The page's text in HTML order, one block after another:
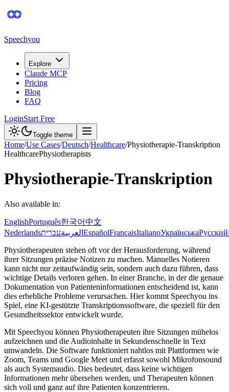
Speechyou
Explore
Claude MCP
Pricing
Blog
FAQ
LoginStart Free
Toggle theme
Home/Use Cases/Deutsch/Healthcare/Physiotherapie-Transkription
HealthcarePhysiotherapists
Physiotherapie-Transkription
Also available in:
EnglishPortuguês한국어中文
Nederlands
العربيةעברית EspañolFrançaisItalianoУкраїнськаРусский
Physiotherapeuten stehen oft vor der Herausforderung, während
ihrer Sitzungen präzise Notizen zu machen. Manuelles Notieren
kann nicht nur zeitaufwändig sein, sondern auch dazu führen, dass
wichtige Details verloren gehen. In einer Branche, in der die genaue
Dokumentation von Patienteninformationen entscheidend ist, kann
dies erhebliche Probleme verursachen. Hier kommt Speechyou ins
Spiel, eine KI-gestützte Transkriptionssoftware, die speziell für den
Gesundheitssektor entwickelt wurde.
Mit Speechyou können Physiotherapeuten ihre Sitzungen mühelos
aufzeichnen und die Audioinhalte in Sekundenschnelle in Text
umwandeln. Die Software funktioniert nahtlos mit Plattformen wie
Zoom, Teams und Google Meet und erfasst sowohl Mikrofonsound
als auch Systemaudio. Dies bedeutet, dass keine wichtigen
Informationen mehr übersehen werden, und Therapeuten können
sich voll und ganz auf ihre Patienten konzentrieren.